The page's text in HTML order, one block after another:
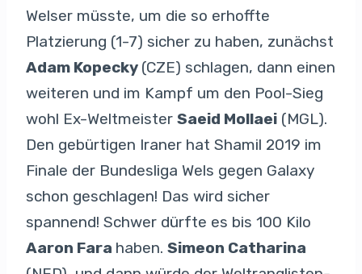
Welser müsste, um die so erhoffte
Platzierung (1-7) sicher zu haben, zunächst
Adam Kopecky (CZE) schlagen, dann einen
weiteren und im Kampf um den Pool-Sieg
wohl Ex-Weltmeister Saeid Mollaei (MGL).
Den gebürtigen Iraner hat Shamil 2019 im
Finale der Bundesliga Wels gegen Galaxy
schon geschlagen! Das wird sicher
spannend! Schwer dürfte es bis 100 Kilo
Aaron Fara haben. Simeon Catharina